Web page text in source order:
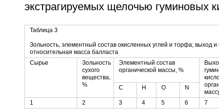
экстрагируемых щелочью гуминовых
Таблица 3
Зольность, элементный состав окисленных углей и торфа; выход и
относительная масса балласта
Сырье
Зольность
сухого
вещества,
%
Элементный состав
органической массы, %
С Н O N
1 2 3 4 5 6
7